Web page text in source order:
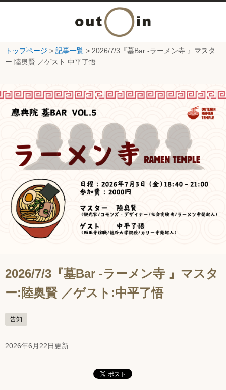
本文へ
ニ
ュ
ー
を
開
く
トップページ > 記事一覧 > 2026/7/3『墓Bar ‐ラーメン寺 』マスタ
ー:陸奥賢 ／ゲスト:中平了悟
2026/7/3『墓Bar ‐ラーメン寺 』マスタ
ー:陸奥賢 ／ゲスト:中平了悟
告知
2026年6月22日更新